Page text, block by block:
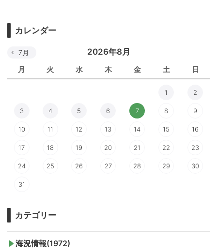
カレンダー
2026年8月
月 火 水 木 金 土 日
7月
1 2
3 4 5 6 7 8 9
10 11 12 13 14 15 16
17 18 19 20 21 22 23
24 25 26 27 28 29 30
31
カテゴリー
海況情報(1972)